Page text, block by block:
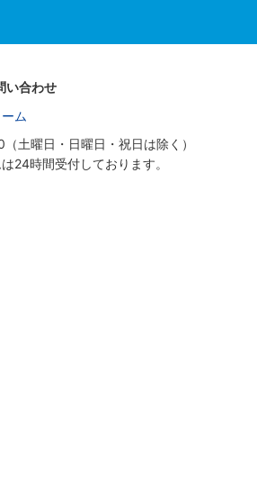
い合わせ
ム
土曜日・日曜日・祝日は除く）
24時間受付しております。